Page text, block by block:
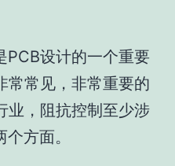
PCB设计的一个重要
常常见，非常重要的
业，阻抗控制至少涉
方面。